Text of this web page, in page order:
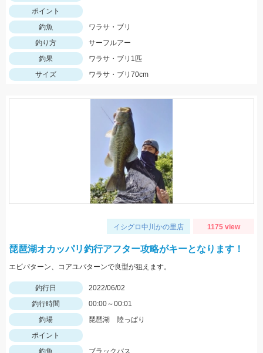
ポイント
釣魚
ワラサ・ブリ
釣り方
サーフルアー
釣果
ワラサ・ブリ1匹
サイズ
ワラサ・ブリ70cm
イシグロ中川かの里店 1175 view
琵琶湖オカッパリ釣行アフター攻略がキーとなります！
エビパターン、コアユパターンで良型が狙えます。
釣行日
2022/06/02
釣行時間
00:00～00:01
釣場
琵琶湖 陸っぱり
ポイント
釣魚
ブラックバス